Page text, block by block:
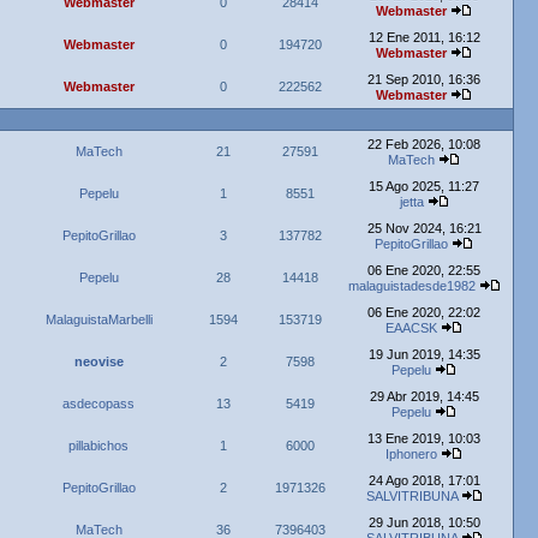
Webmaster
Webmaster 0 194720
12 Ene 2011, 16:12
Webmaster
Webmaster 0 222562
21 Sep 2010, 16:36
Webmaster
MaTech 21 27591
22 Feb 2026, 10:08
MaTech
Pepelu 1 8551
15 Ago 2025, 11:27
jetta
PepitoGrillao 3 137782
25 Nov 2024, 16:21
PepitoGrillao
Pepelu 28 14418
06 Ene 2020, 22:55
malaguistadesde1982
MalaguistaMarbelli 1594 153719
06 Ene 2020, 22:02
EAACSK
neovise 2 7598
19 Jun 2019, 14:35
Pepelu
asdecopass 13 5419
29 Abr 2019, 14:45
Pepelu
pillabichos 1 6000
13 Ene 2019, 10:03
Iphonero
PepitoGrillao 2 1971326
24 Ago 2018, 17:01
SALVITRIBUNA
MaTech 36 7396403
29 Jun 2018, 10:50